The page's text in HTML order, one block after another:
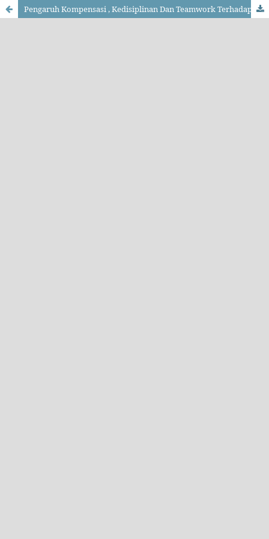
Pengaruh Kompensasi , Kedisiplinan Dan Teamwork Terhadap Motivasi Kerja Pegawai Perangkat Desa Di Desa Padangsari Kecamatan Majenang Kabupaten Cilacap (Studi Kasus Pada Kantor Balai Desa Padangsari Tahun 2022-2023)